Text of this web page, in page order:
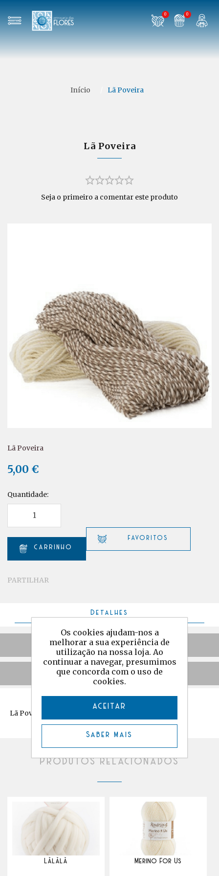
0 0
Início Lã Poveira
Lã Poveira
Seja o primeiro a comentar este produto
Lã Poveira
5,00 €
Quantidade:
PARTILHAR
Detalhes
Especificações
Comentários
Lã Poveira
Produtos relacionados
Lãlãlã Merino For Us
Os cookies ajudam-nos a
melhorar a sua experiência de
utilização na nossa loja. Ao
continuar a navegar, presumimos
que concorda com o uso de
cookies.
ACEITAR
Saber mais